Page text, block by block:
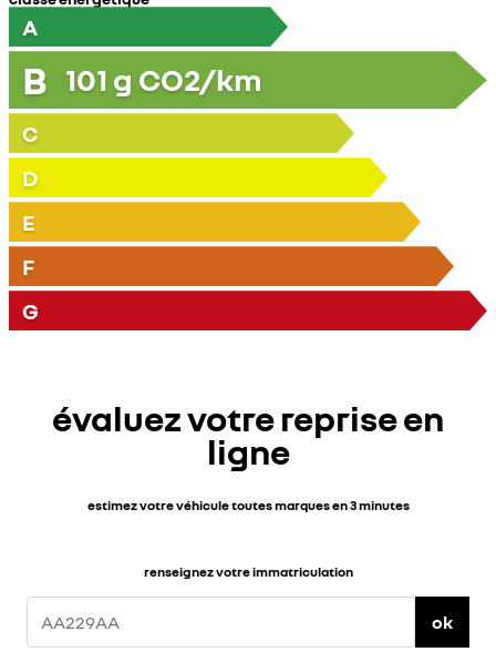
A
B 101 g CO2/km
C
D
E
F
G
évaluez votre reprise en
ligne
estimez votre véhicule toutes marques en 3 minutes
renseignez votre immatriculation
ok